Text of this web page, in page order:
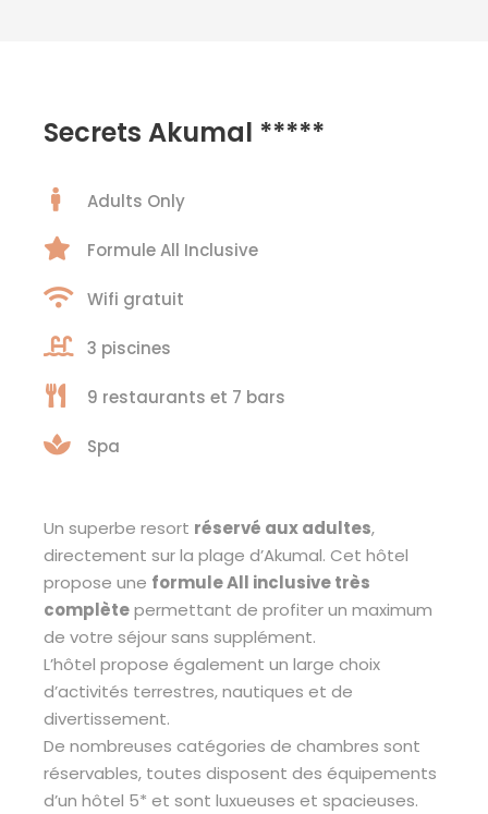
Secrets Akumal *****
Adults Only
Formule All Inclusive
Wifi gratuit
3 piscines
9 restaurants et 7 bars
Spa
Un superbe resort réservé aux adultes,
directement sur la plage d’Akumal. Cet hôtel
propose une formule All inclusive très
complètepermettant de profiter un maximum
de votre séjour sans supplément.
L’hôtel propose également un large choix
d’activités terrestres, nautiques et de
divertissement.
De nombreuses catégories de chambres sont
réservables, toutes disposent des équipements
d’un hôtel 5* et sont luxueuses et spacieuses.